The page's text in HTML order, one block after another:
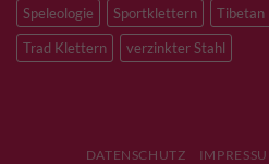
Speleologie
Sportklettern Tibetan
Trad Klettern
verzinkter Stahl
DATENSCHUTZ